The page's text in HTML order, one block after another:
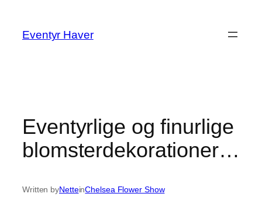
indhold
Eventyr Haver
Eventyrlige og finurlige
blomsterdekorationer…
Written byNetteinChelsea Flower Show